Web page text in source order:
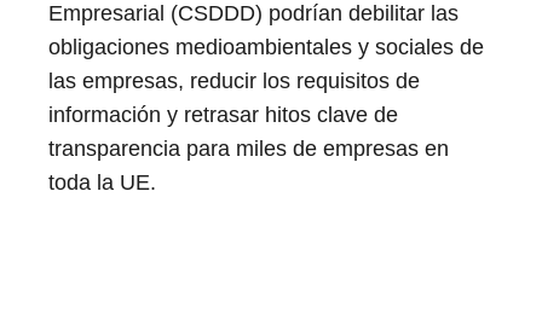
Empresarial (CSDDD) podrían debilitar las
obligaciones medioambientales y sociales de
las empresas, reducir los requisitos de
información y retrasar hitos clave de
transparencia para miles de empresas en
toda la UE.